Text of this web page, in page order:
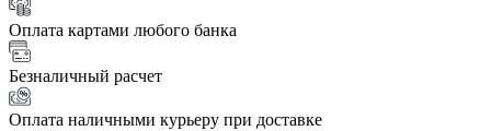
Оплата картами любого банка
Безналичный расчет
Оплата наличными курьеру при доставке